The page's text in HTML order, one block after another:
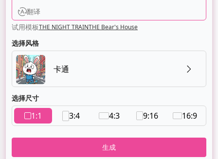
翻译
试用模板THE NIGHT TRAINTHE Bear's House
选择风格
卡通
选择尺寸
1:1 3:4 4:3 9:16 16:9
生成